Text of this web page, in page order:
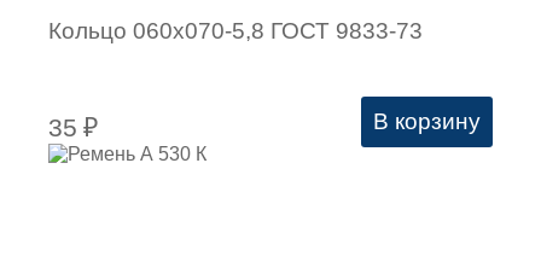
Кольцо 060х070-5,8 ГОСТ 9833-73
35 ₽ В корзину